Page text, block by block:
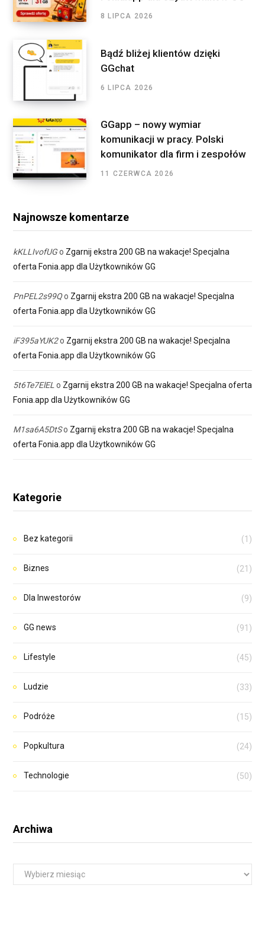
8 LIPCA 2026
Bądź bliżej klientów dzięki
GGchat
6 LIPCA 2026
GGapp – nowy wymiar
komunikacji w pracy. Polski
komunikator dla firm i zespołów
11 CZERWCA 2026
Najnowsze komentarze
kKLLIvofUGo Zgarnij ekstra 200 GB na wakacje! Specjalna
oferta Fonia.app dla Użytkowników GG
PnPEL2s99Qo Zgarnij ekstra 200 GB na wakacje! Specjalna
oferta Fonia.app dla Użytkowników GG
iF395aYUK2o Zgarnij ekstra 200 GB na wakacje! Specjalna
oferta Fonia.app dla Użytkowników GG
5t6Te7ElEL o Zgarnij ekstra 200 GB na wakacje! Specjalna oferta
Fonia.app dla Użytkowników GG
M1sa6A5DtSo Zgarnij ekstra 200 GB na wakacje! Specjalna
oferta Fonia.app dla Użytkowników GG
Kategorie
Bez kategorii (1)
Biznes (21)
Dla Inwestorów (9)
GG news (91)
Lifestyle (45)
Ludzie (33)
Podróże (15)
Popkultura (24)
Technologie (50)
Archiwa
r